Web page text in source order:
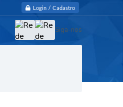
Login / Cadastro
Siga-nos